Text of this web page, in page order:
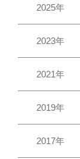
2025年
2023年
2021年
2019年
2017年